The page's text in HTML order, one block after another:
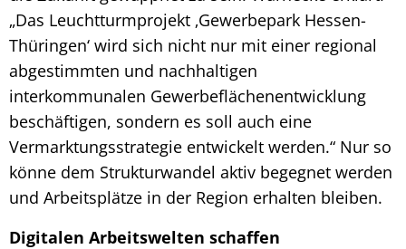
„Das Leuchtturmprojekt ‚Gewerbepark Hessen-
Thüringen‘ wird sich nicht nur mit einer regional
abgestimmten und nachhaltigen
interkommunalen Gewerbeflächenentwicklung
beschäftigen, sondern es soll auch eine
Vermarktungsstrategie entwickelt werden.“ Nur so
könne dem Strukturwandel aktiv begegnet werden
und Arbeitsplätze in der Region erhalten bleiben.
Digitalen Arbeitswelten schaffen